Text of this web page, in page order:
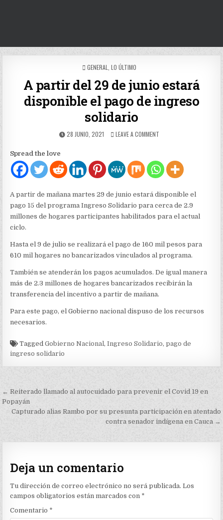
POSTED
GENERAL LO ÚLTIMO
A partir del 29 de junio estará
disponible el pago de ingreso
solidario
PUBLISHED
28 JUNIO, 2021 LEAVE A COMMENTON
29
DE
ESTARÁ
DISPONIBLE
EL
PAGO
SOLIDARIO
Spread the love
A partir de mañana martes 29 de junio estará disponible el
pago 15 del programa Ingreso Solidario para cerca de 2.9
millones de hogares participantes habilitados para el actual
ciclo.
Hasta el 9 de julio se realizará el pago de 160 mil pesos para
610 mil hogares no bancarizados vinculados al programa.
También se atenderán los pagos acumulados. De igual manera
más de 2.3 millones de hogares bancarizados recibirán la
transferencia del incentivo a partir de mañana.
Para este pago, el Gobierno nacional dispuso de los recursos
necesarios.
TaggedGobierno Nacional,Ingreso Solidario,pago de
ingreso solidario
Navegación
de
entradas
← Reiterado llamado al autocuidado para prevenir el Covid 19 en
Popayán
Capturado alias Rambo por su presunta participación en atentado
contra senador indígena en Cauca →
Deja un comentario
Tu dirección de correo electrónico no será publicada. Los
campos obligatorios están marcados con *
Comentario *